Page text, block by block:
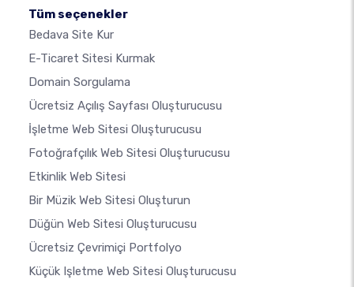
Tüm seçenekler
Bedava Site Kur
E-Ticaret Sitesi Kurmak
Domain Sorgulama
Ücretsiz Açılış Sayfası Oluşturucusu
İşletme Web Sitesi Oluşturucusu
Fotoğrafçılık Web Sitesi Oluşturucusu
Etkinlik Web Sitesi
Bir Müzik Web Sitesi Oluşturun
Düğün Web Sitesi Oluşturucusu
Ücretsiz Çevrimiçi Portfolyo
Küçük Işletme Web Sitesi Oluşturucusu